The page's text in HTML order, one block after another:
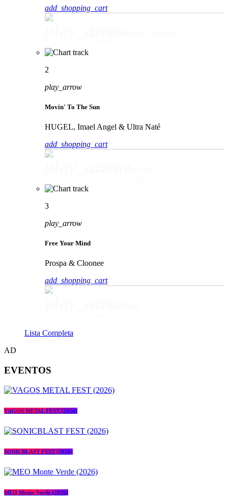
add_shopping_cart
2
play_arrow
Movin' To The Sun
HUGEL, Imael Angel & Ultra Naté
add_shopping_cart
3
play_arrow
Free Your Mind
Prospa & Cloonee
add_shopping_cart
Lista Completa
AD
EVENTOS
VAGOS METAL FEST (2026)
SONICBLAST FEST (2026)
MEO Monte Verde (2026)